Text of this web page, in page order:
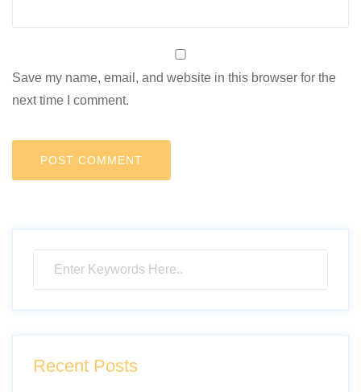
Save my name, email, and website in this browser for the
next time I comment.
Recent Posts